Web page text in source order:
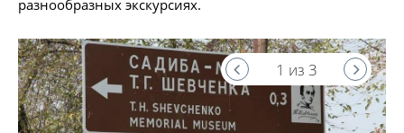
разнообразных экскурсиях.
1 из 3